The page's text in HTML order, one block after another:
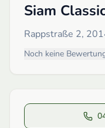
Siam
Rappstraße 2,
Noch keine